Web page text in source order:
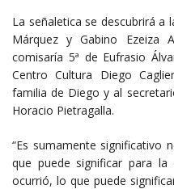
La señaletica se descubrirá a
Márquez y Gabino Ezeiza
comisaría 5ª de Eufrasio
Centro Cultura Diego
familia de Diego y al
Horacio Pietragalla.
“Es sumamente significativo
que puede significar para
ocurrió, lo que puede